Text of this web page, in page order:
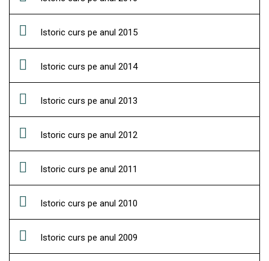
Istoric curs pe anul 2015
Istoric curs pe anul 2014
Istoric curs pe anul 2013
Istoric curs pe anul 2012
Istoric curs pe anul 2011
Istoric curs pe anul 2010
Istoric curs pe anul 2009